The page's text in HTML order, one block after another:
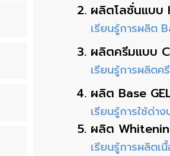
ผลิตโลชั่นแบบ
เรียนรู้การผลิต
ผลิตครีมแบบ
เรียนรู้การผลิตค
ผลิต Base
เรียนรู้การใช้ด่า
ผลิต
เรียนรู้การผลิต